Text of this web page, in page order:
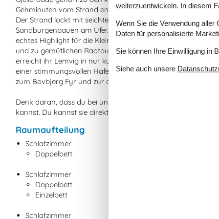
Gehminuten vom Strand entfernt ist die Porsevej 49 der
Der Strand lockt mit seichtem Wasser und ruhigen Wellen
Sandburgenbauen am Ufer. Auch der große
echtes Highlight für die Kleinsten. Die Umgebung lädt zu
und zu gemütlichen Radtouren entlang des Wassers ein.
erreicht ihr Lemvig in nur kurzer Fahrt – eine charmante
einer stimmungsvollen Hafenpromenade. Und wer noch
zum Bovbjerg Fyr und zur dramatischen Nordseeküste
Denk daran, dass du bei uns von Vejlby Klit jederzeit
kannst. Du kannst sie direkt im Büro abholen und nach
Raumaufteilung
Schlafzimmer
Doppelbett
Schlafzimmer
Doppelbett
Einzelbett
Schlafzimmer
weiterzuentwickeln. In diesem
Wenn Sie die Verwendung
Daten für personalisierte
Sie können Ihre Einwilligung in
Siehe auch unsere